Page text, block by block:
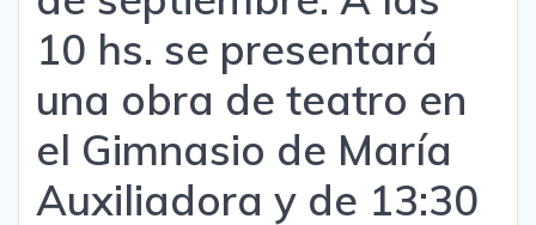
10 hs. se presentará
una obra de teatro en
el Gimnasio de María
Auxiliadora y de 13:30